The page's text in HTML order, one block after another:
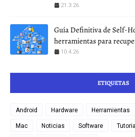
21.3.26
Guía Definitiva de Self-
herramientas para
10.4.26
ETIQUETAS
Android Hardware Herramientas
Mac Noticias Software